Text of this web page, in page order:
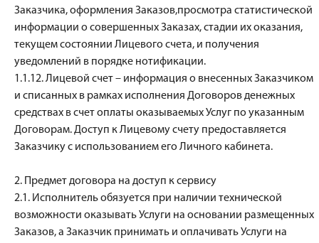
Заказчика, оформления Заказов,просмотра статистической
информации о совершенных Заказах, стадии их оказания,
текущем состоянии Лицевого счета, и получения
уведомлений в порядке нотификации.
1.1.12. Лицевой счет – информация о внесенных Заказчиком
и списанных в рамках исполнения Договоров денежных
средствах в счет оплаты оказываемых Услуг по указанным
Договорам. Доступ к Лицевому счету предоставляется
Заказчику с использованием его Личного кабинета.
2. Предмет договора на доступ к сервису
2.1. Исполнитель обязуется при наличии технической
возможности оказывать Услуги на основании размещенных
Заказов, а Заказчик принимать и оплачивать Услуги на